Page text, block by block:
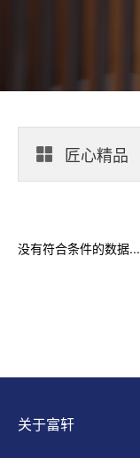
匠心精品
没有符合条件的数据...
关于富轩